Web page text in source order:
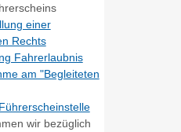
einer
Rechts
Fahrerlaubnis
am "Begleiteten
wir bezüglich